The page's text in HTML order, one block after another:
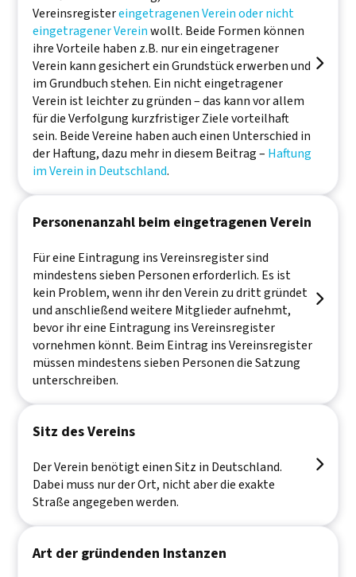
Vereinsregistereingetragenen Verein oder nicht
eingetragener Vereinwollt. Beide Formen können
ihre Vorteile haben z.B. nur ein eingetragener
Verein kann gesichert ein Grundstück erwerben und
im Grundbuch stehen. Ein nicht eingetragener
Verein ist leichter zu gründen – das kann vor allem
für die Verfolgung kurzfristiger Ziele vorteilhaft
sein. Beide Vereine haben auch einen Unterschied in
der Haftung, dazu mehr in diesem Beitrag – Haftung
im Verein in Deutschland.

Personenanzahl beim eingetragenen Verein
Für eine Eintragung ins Vereinsregister sind
mindestens sieben Personen erforderlich. Es ist
kein Problem, wenn ihr den Verein zu dritt gründet
und anschließend weitere Mitglieder aufnehmt,
bevor ihr eine Eintragung ins Vereinsregister
vornehmen könnt. Beim Eintrag ins Vereinsregister
müssen mindestens sieben Personen die Satzung
unterschreiben.

Sitz des Vereins
Der Verein benötigt einen Sitz in Deutschland.
Dabei muss nur der Ort, nicht aber die exakte
Straße angegeben werden.

Art der gründenden Instanzen